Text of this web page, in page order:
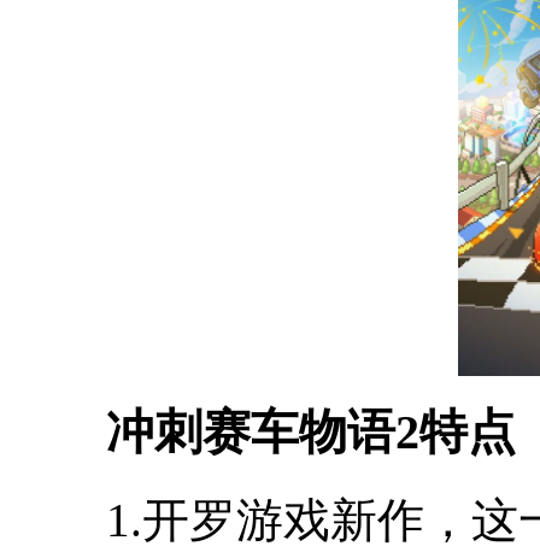
冲刺赛车物语2特点
1.开罗游戏新作，这